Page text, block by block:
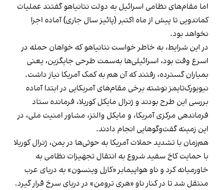
اما مقام‌های نظامی اسرائیل به دولت نتانیاهو گفتند عملیات
کماندویی تا پیش از ماه اکتبر (پائيز سال جاری) آماده اجرا
نخواهد بود.
در این شرایط، به خاطر خواست نتانیاهو که خواهان حمله در
اسرع وقت بود، اسرائیلی‌ها به‌سمت طرحی جایگزین، یعنی
بمباران گسترده، رفتند که آن هم به کمک آمریکا نیاز داشت.
نیویورک‌تایمز نوشته برخی مقام‌های آمریکایی در ابتدا آماده
بررسی این طرح بودند و ژنرال مایکل کوریلا، فرمانده ستاد
فرماندهی مرکزی آمریکا، و مایکل والتز، مشاور امنیت ملی، در
این زمینه گفت‌وگوهایی انجام دادند.
هم‌زمان با تشدید حملات آمریکا به حوثی‌ها در یمن، ژنرال کوریلا
با حمایت کاخ سفید شروع به انتقال تجهیزات نظامی به
خاورمیانه کرد و ناو هواپیمابر «کارل وینسون» به دریای عرب
منتقل شد تا در کنار ناو «هری ترومن» در دریای سرخ قرار گیرد.